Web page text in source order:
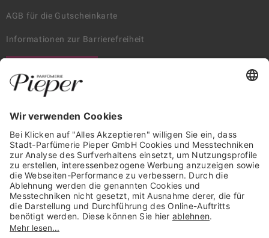
AGB für die Gutscheinkarte
Informationen zur Barrierefreiheit
Trusted Shops Mitglied seit 2010